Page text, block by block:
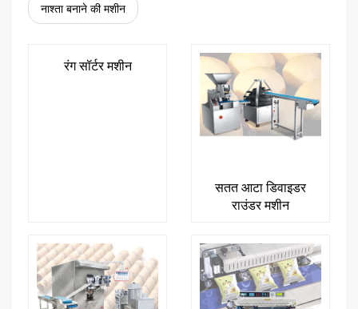
नाश्ता बनाने की मशीन
रंग सॉर्टर मशीन
सतत आटा डिवाइडर
राउंडर मशीन